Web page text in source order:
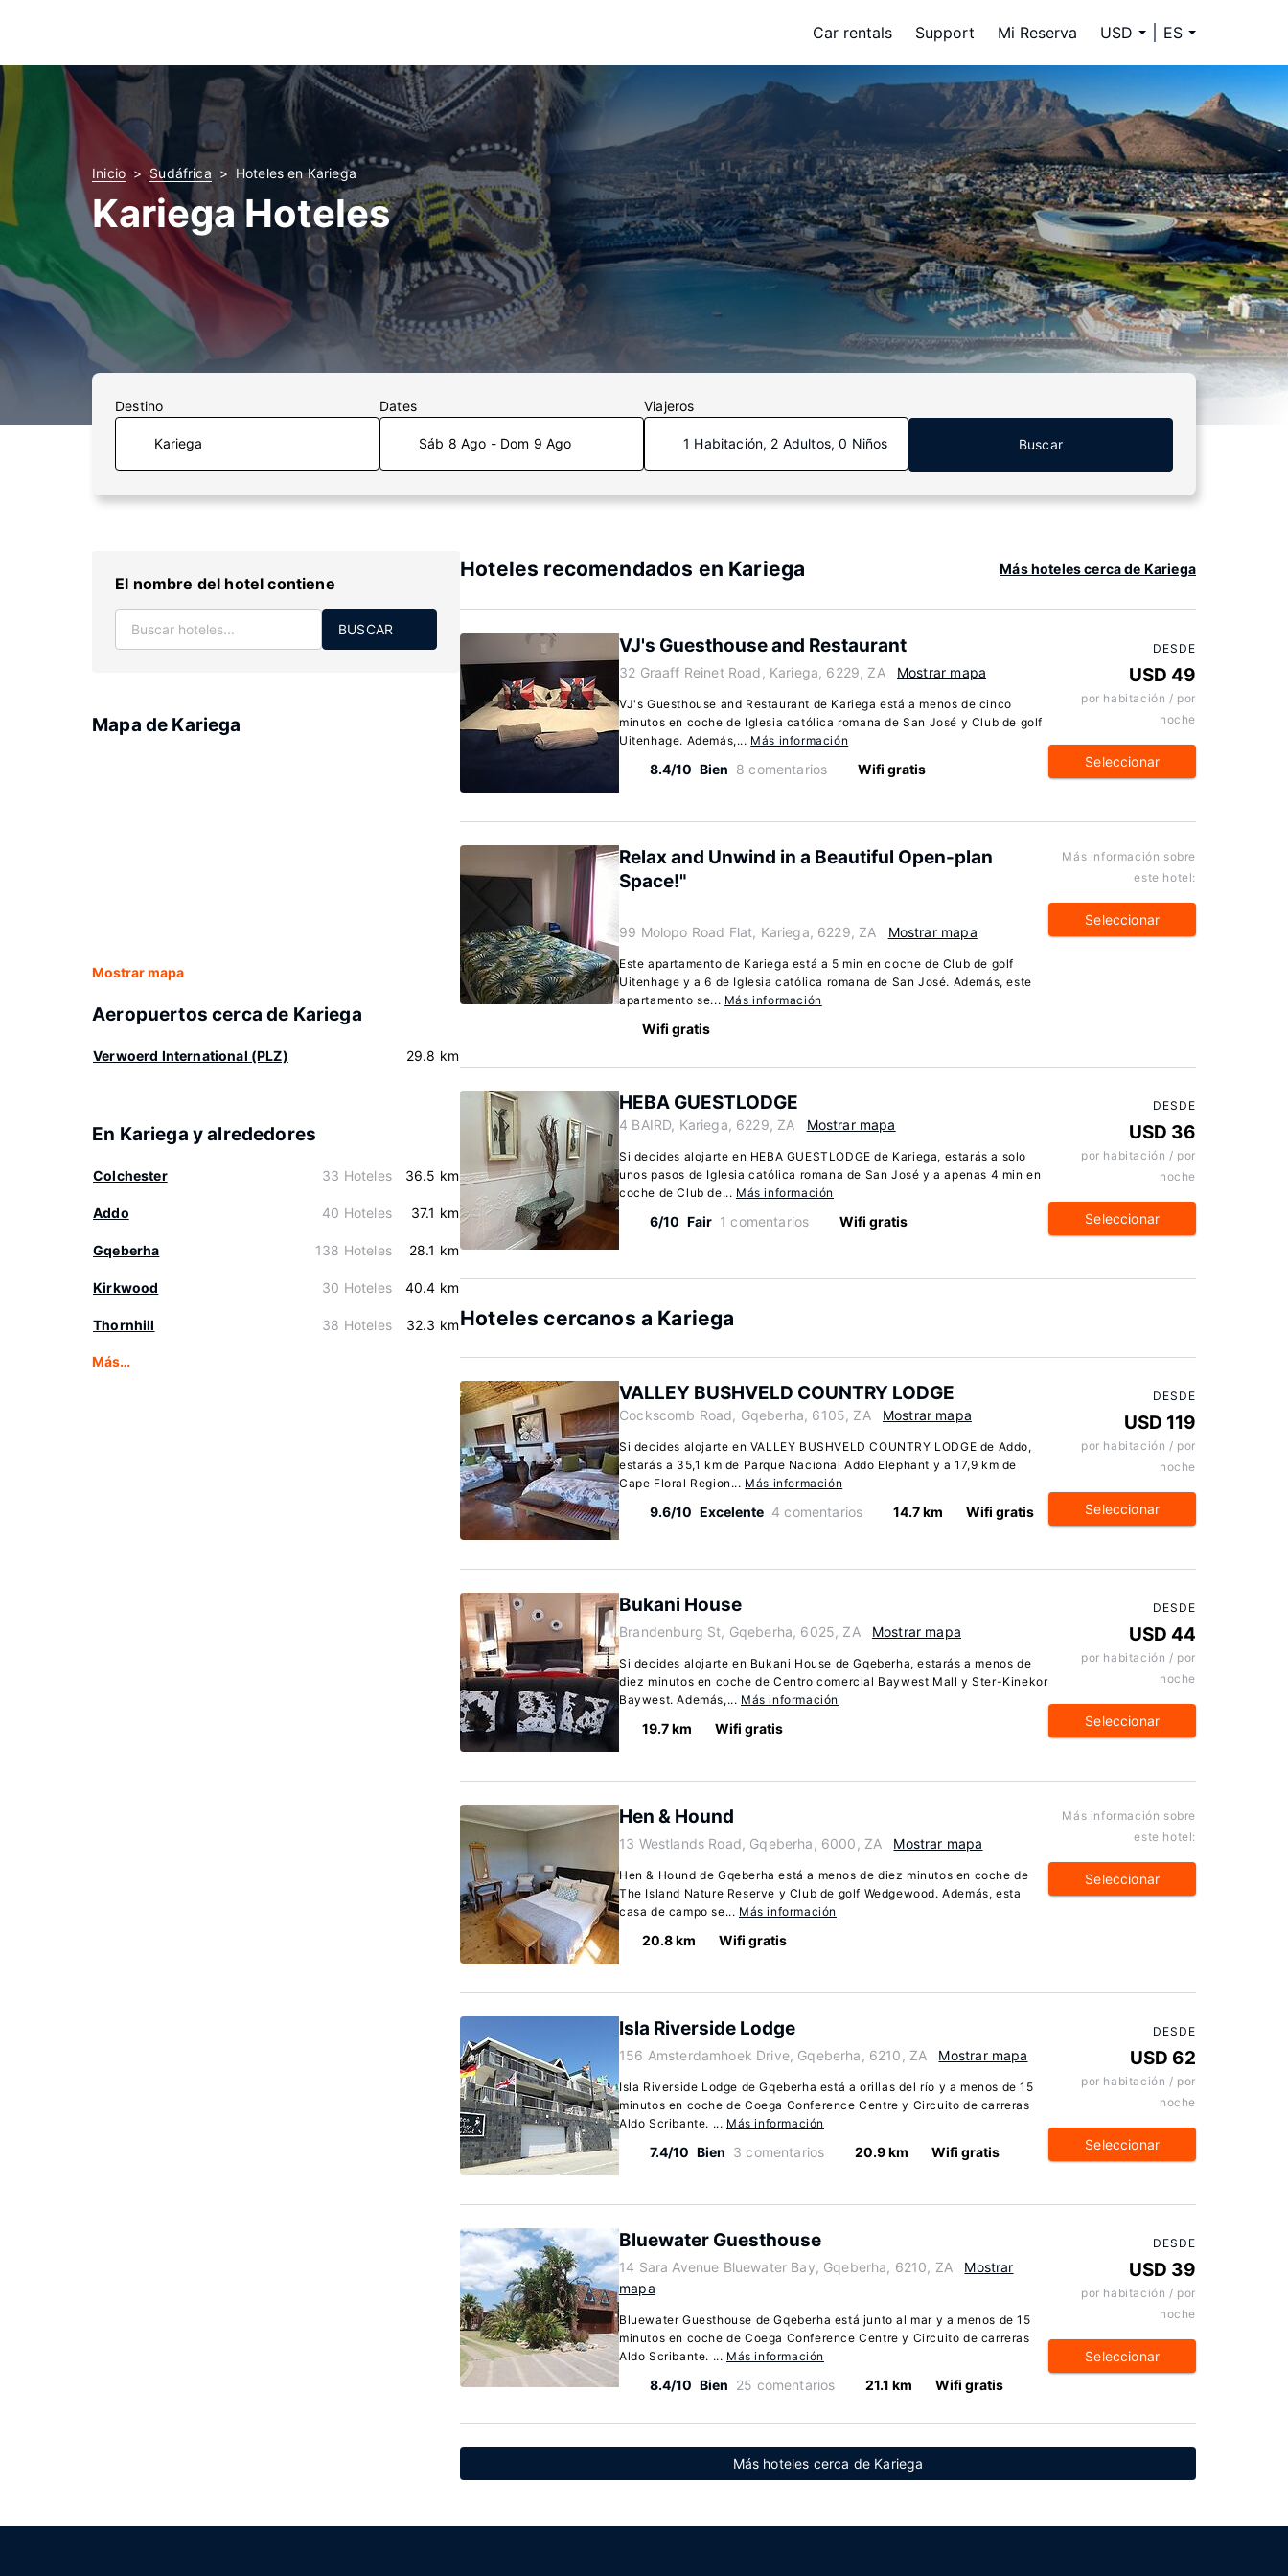
Car rentals Support Mi Reserva USD ES
Inicio Sudáfrica Hoteles en Kariega
Kariega Hoteles
Destino Dates
Sáb 8 Ago - Dom 9 Ago
Viajeros
1 Habitación, 2 Adultos, 0 Niños Buscar
El nombre del hotel contiene
BUSCAR
Mapa de Kariega
Mostrar mapa
Aeropuertos cerca de Kariega
Verwoerd International (PLZ) 29.8 km
En Kariega y alrededores
Colchester 33 Hoteles 36.5 km
Addo 40 Hoteles 37.1 km
Gqeberha 138 Hoteles 28.1 km
Kirkwood 30 Hoteles 40.4 km
Thornhill 38 Hoteles 32.3 km
Más…
Hoteles recomendados en Kariega Más hoteles cerca de Kariega
VJ's Guesthouse and Restaurant
32 Graaff Reinet Road, Kariega, 6229, ZA Mostrar mapa
VJ's Guesthouse and Restaurant de Kariega está a menos de cinco
minutos en coche de Iglesia católica romana de San José y Club de golf
Uitenhage. Además,... Más información
8.4/10 Bien 8 comentarios Wifi gratis
DESDE
USD 49
por habitación / por
noche
Seleccionar
Relax and Unwind in a Beautiful Open-plan
Space!"
99 Molopo Road Flat, Kariega, 6229, ZA Mostrar mapa
Este apartamento de Kariega está a 5 min en coche de Club de golf
Uitenhage y a 6 de Iglesia católica romana de San José. Además, este
apartamento se... Más información
Wifi gratis
Más información sobre
este hotel:
Seleccionar
HEBA GUESTLODGE
4 BAIRD, Kariega, 6229, ZA Mostrar mapa
Si decides alojarte en HEBA GUESTLODGE de Kariega, estarás a solo
unos pasos de Iglesia católica romana de San José y a apenas 4 min en
coche de Club de... Más información
6/10 Fair 1 comentarios Wifi gratis
DESDE
USD 36
por habitación / por
noche
Seleccionar
Hoteles cercanos a Kariega
VALLEY BUSHVELD COUNTRY LODGE
Cockscomb Road, Gqeberha, 6105, ZA Mostrar mapa
Si decides alojarte en VALLEY BUSHVELD COUNTRY LODGE de Addo,
estarás a 35,1 km de Parque Nacional Addo Elephant y a 17,9 km de
Cape Floral Region... Más información
9.6/10 Excelente 4 comentarios 14.7 km Wifi gratis
DESDE
USD 119
por habitación / por
noche
Seleccionar
Bukani House
Brandenburg St, Gqeberha, 6025, ZA Mostrar mapa
Si decides alojarte en Bukani House de Gqeberha, estarás a menos de
diez minutos en coche de Centro comercial Baywest Mall y Ster-Kinekor
Baywest. Además,... Más información
19.7 km Wifi gratis
DESDE
USD 44
por habitación / por
noche
Seleccionar
Hen & Hound
13 Westlands Road, Gqeberha, 6000, ZA Mostrar mapa
Hen & Hound de Gqeberha está a menos de diez minutos en coche de
The Island Nature Reserve y Club de golf Wedgewood. Además, esta
casa de campo se... Más información
20.8 km Wifi gratis
Más información sobre
este hotel:
Seleccionar
Isla Riverside Lodge
156 Amsterdamhoek Drive, Gqeberha, 6210, ZA Mostrar mapa
Isla Riverside Lodge de Gqeberha está a orillas del río y a menos de 15
minutos en coche de Coega Conference Centre y Circuito de carreras
Aldo Scribante. ... Más información
7.4/10 Bien 3 comentarios 20.9 km Wifi gratis
DESDE
USD 62
por habitación / por
noche
Seleccionar
Bluewater Guesthouse
14 Sara Avenue Bluewater Bay, Gqeberha, 6210, ZA
Mostrar
mapa
Bluewater Guesthouse de Gqeberha está junto al mar y a menos de 15
minutos en coche de Coega Conference Centre y Circuito de carreras
Aldo Scribante. ... Más información
8.4/10 Bien 25 comentarios 21.1 km Wifi gratis
DESDE
USD 39
por habitación / por
noche
Seleccionar
Más hoteles cerca de Kariega